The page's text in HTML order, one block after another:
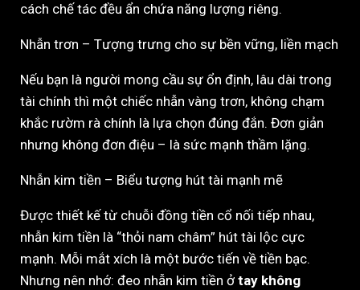
cách chế tác đều ẩn chứa năng lượng riêng.
Nhẫn trơn – Tượng trưng cho sự bền vững, liền mạch
Nếu bạn là người mong cầu sự ổn định, lâu dài trong
tài chính thì một chiếc nhẫn vàng trơn, không chạm
khắc rườm rà chính là lựa chọn đúng đắn. Đơn giản
nhưng không đơn điệu – là sức mạnh thầm lặng.
Nhẫn kim tiền – Biểu tượng hút tài mạnh mẽ
Được thiết kế từ chuỗi đồng tiền cổ nối tiếp nhau,
nhẫn kim tiền là “thỏi nam châm” hút tài lộc cực
mạnh. Mỗi mắt xích là một bước tiến về tiền bạc.
Nhưng nên nhớ: đeo nhẫn kim tiền ở tay không